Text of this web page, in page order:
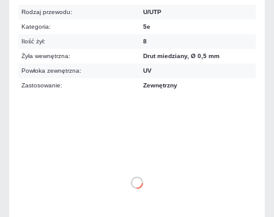
Rodzaj przewodu: U/UTP
Kategoria: 5e
Ilość żył: 8
Żyła wewnętrzna: Drut miedziany, Ø 0,5 mm
Powłoka zewnętrzna: UV
Zastosowanie: Zewnętrzny
DO KOSZYKA